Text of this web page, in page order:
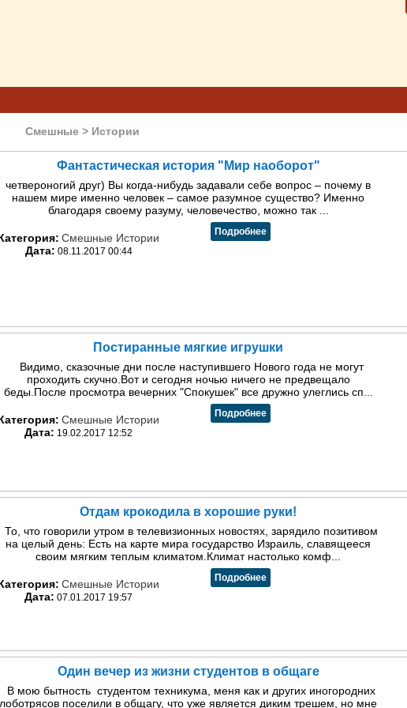
Смешные > Истории
Фантастическая история "Мир наоборот"
четвероногий друг) Вы когда-нибудь задавали себе вопрос – почему в
нашем мире именно человек – самое разумное существо? Именно
благодаря своему разуму, человечество, можно так ...
Смешные Истории
Дата: 08.11.2017 00:44
Подробнее
Постиранные мягкие игрушки
Видимо, сказочные дни после наступившего Нового года не могут
проходить скучно.Вот и сегодня ночью ничего не предвещало
беды.После просмотра вечерних "Спокушек" все дружно улеглись сп...
Смешные Истории
Дата: 19.02.2017 12:52
Подробнее
Отдам крокодила в хорошие руки!
что говорили утром в телевизионных новостях, зарядило позитивом
на целый день: Есть на карте мира государство Израиль, славящееся
своим мягким теплым климатом.Климат настолько комф...
Смешные Истории
Дата: 07.01.2017 19:57
Подробнее
Один вечер из жизни студентов в общаге
В мою бытность студентом техникума, меня как и других иногородних
лоботрясов поселили в общагу, что уже является диким трешем, но мне